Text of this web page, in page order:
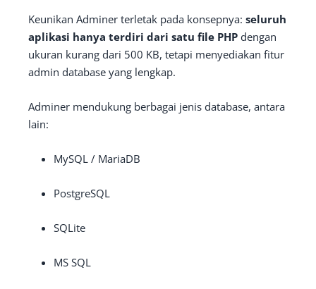
Keunikan Adminer terletak pada konsepnya: seluruh
aplikasi hanya terdiri dari satu file PHP dengan
ukuran kurang dari 500 KB, tetapi menyediakan fitur
admin database yang lengkap.
Adminer mendukung berbagai jenis database, antara
lain:
MySQL / MariaDB
PostgreSQL
SQLite
MS SQL